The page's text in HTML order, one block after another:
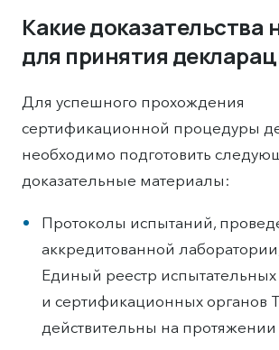
Какие доказательства
для принятия
Для успешного прохождения
сертификационной процедуры
необходимо подготовить
доказательные материалы:
Протоколы испытаний,
аккредитованной
Единый реестр
и сертификационных органов
действительны на протяжении